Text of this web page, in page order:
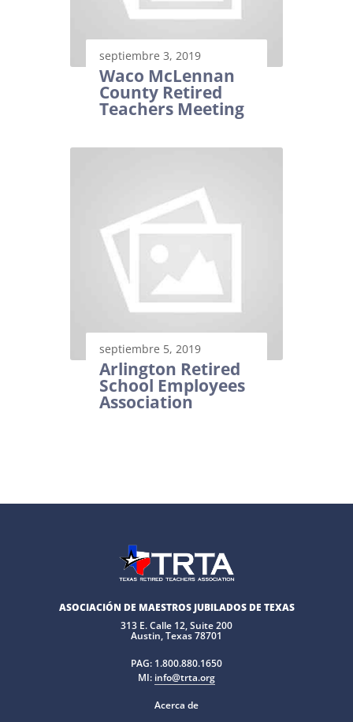
septiembre 3, 2019
Waco McLennan
County Retired
Teachers Meeting
septiembre 5, 2019
Arlington Retired
School Employees
Association
ASOCIACIÓN DE MAESTROS JUBILADOS DE TEXAS
313 E. Calle 12, Suite 200
Austin, Texas 78701
PAG: 1.800.880.1650
MI: info@trta.org
Acerca de